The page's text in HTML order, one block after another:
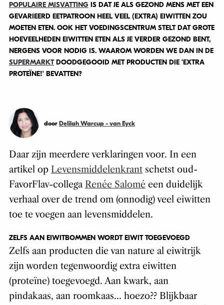
POPULAIRE MISVATTINGIS DAT JE ALS GEZOND MENS MET EEN
GEVARIEERD EETPATROON HEEL VEEL (EXTRA) EIWITTEN ZOU
MOETEN ETEN. OOK HET VOEDINGSCENTRUM STELT DAT GROTE
HOEVEELHEDEN EIWITTEN ETEN ALS JE VERDER GEZOND BENT,
NERGENS VOOR NODIG IS. WAAROM WORDEN WE DAN IN DE
SUPERMARKTDOODGEGOOID MET PRODUCTEN DIE ‘EXTRA
PROTEÏNE!’ BEVATTEN?
door Delilah Warcup - van Eyck
Daar zijn meerdere verklaringen voor. In een
artikel op Levensmiddelenkrantschetst oud-
FavorFlav-collega Renée Saloméeen duidelijk
verhaal over de trend om (onnodig) veel eiwitten
toe te voegen aan levensmiddelen.
ZELFS AAN EIWITBOMMEN WORDT EIWIT TOEGEVOEGD
Zelfs aan producten die van nature al eiwitrijk
zijn worden tegenwoordig extra eiwitten
(proteïne) toegevoegd. Aan kwark, aan
pindakaas, aan roomkaas… hoezo?? Blijkbaar